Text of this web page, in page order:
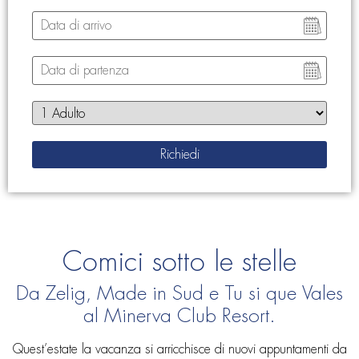
Data di arrivo
Data di partenza
Adulti
Comici sotto le stelle
Da Zelig, Made in Sud e Tu si que Vales
al Minerva Club Resort.
Quest’estate la vacanza si arricchisce di nuovi appuntamenti da